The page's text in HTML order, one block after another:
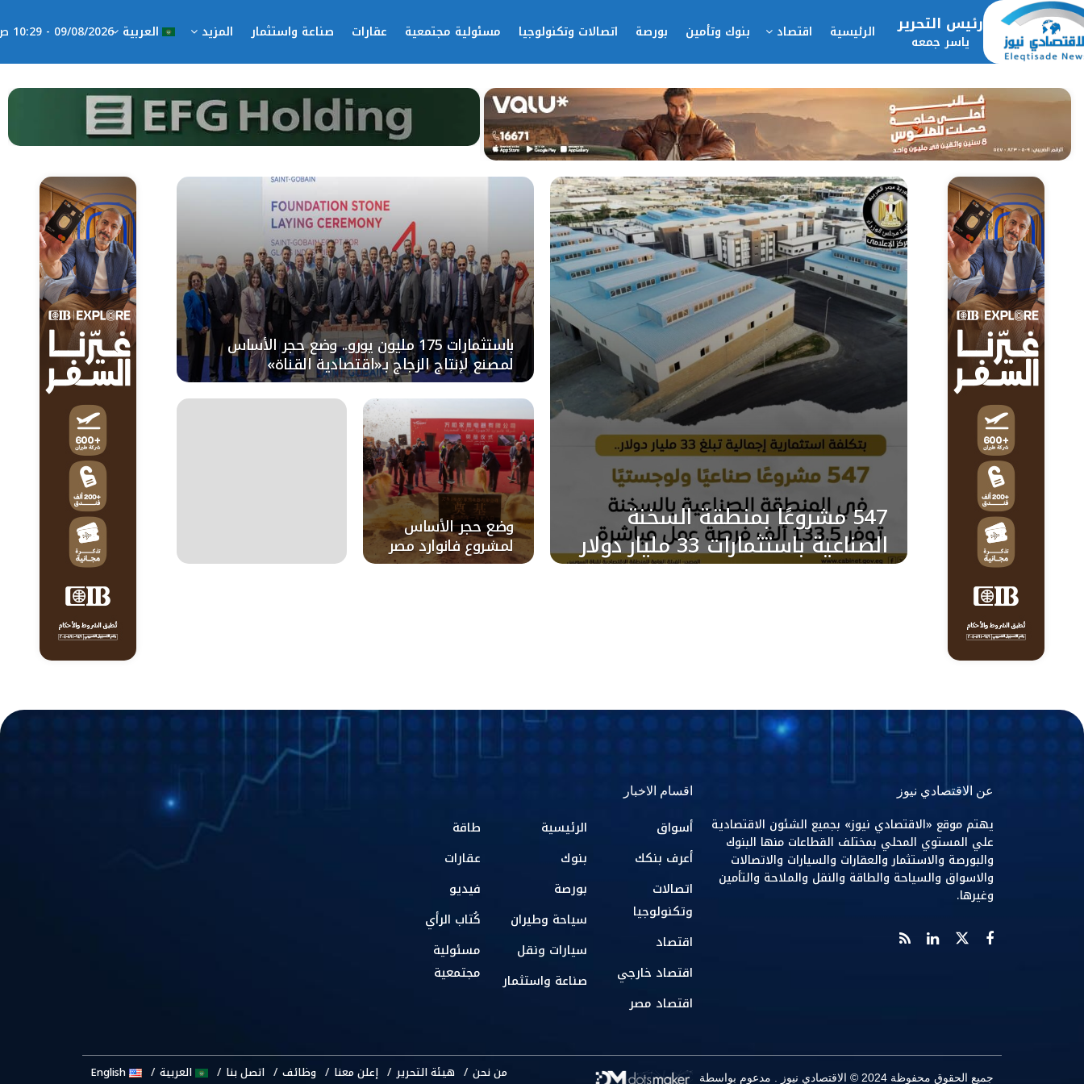
رئيس التحرير
ياسر جمعه الرئيسية اقتصاد بنوك وتأمين بورصة اتصالات وتكنولوجيا مسئولية مجتمعية عقارات صناعة واستثمار المزيد العربية 09/08/2026 - 10:29 ص
547 مشروعًا بمنطقة السخنة
الصناعية باستثمارات 33 مليار دولار
باستثمارات 175 مليون يورو.. وضع حجر الأساس
لمصنع لإنتاج الزجاج بـ«اقتصادية القناة»
وضع حجر الأساس
لمشروع فانوارد مصر
إلكتريك بالمنطقة
عن الاقتصادي نيوز
يهتم موقع «الاقتصادي نيوز» بجميع الشئون الاقتصادية
علي المستوي المحلي بمختلف القطاعات منها البنوك
والبورصة والاستثمار والعقارات والسيارات والاتصالات
والاسواق والسياحة والطاقة والنقل والملاحة والتأمين
وغيرها.
اقسام الاخبار
أسواق
أعرف بنكك
اتصالات
وتكنولوجيا
اقتصاد
اقتصاد خارجي
اقتصاد مصر
الرئيسية
بنوك
بورصة
سياحة وطيران
سيارات ونقل
صناعة واستثمار
طاقة
عقارات
فيديو
كُتاب الرأي
مسئولية
مجتمعية
جميع الحقوق محفوظة 2024 © الاقتصادي نيوز . مدعوم بواسطة من نحن هيئة التحرير إعلن معنا وظائف اتصل بنا العربية English